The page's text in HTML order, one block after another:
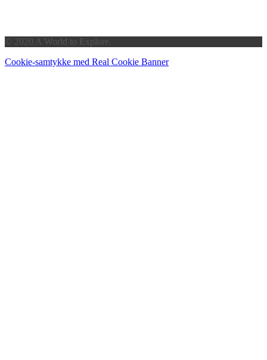
© 2020 A World to Explore.
Cookie-samtykke med Real Cookie Banner